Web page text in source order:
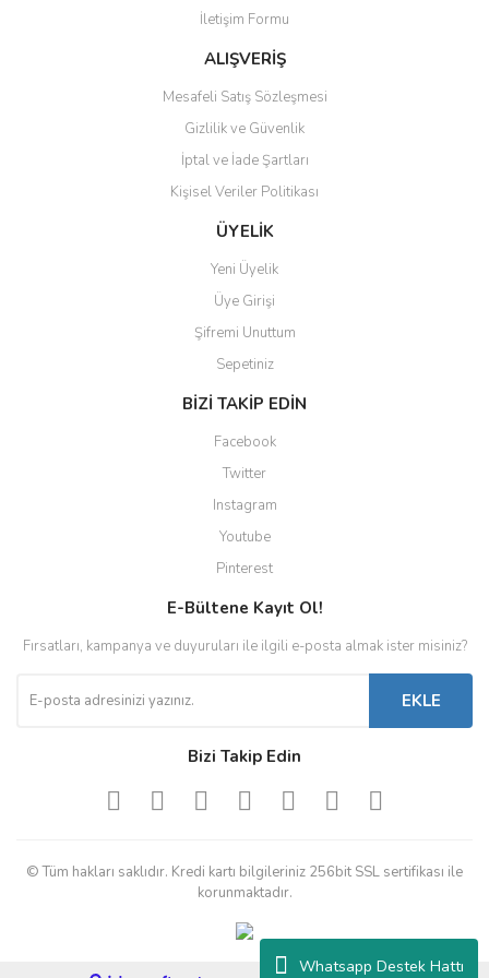
Whatsapp Destek Hattı
Ürün fiyatı diğer sitelerden daha pahalı.
Bu ürüne benzer farklı alternatifler olmalı.
Gönder
İletişim Formu
ALIŞVERİŞ
Mesafeli Satış Sözleşmesi
Gizlilik ve Güvenlik
İptal ve İade Şartları
Kişisel Veriler Politikası
ÜYELİK
Yeni Üyelik
Üye Girişi
Şifremi Unuttum
Sepetiniz
BİZİ TAKİP EDİN
Facebook
Twitter
Instagram
Youtube
Pinterest
E-Bültene Kayıt Ol!
Fırsatları, kampanya ve duyuruları ile ilgili e-posta almak ister misiniz?
EKLE
Bizi Takip Edin
© Tüm hakları saklıdır. Kredi kartı bilgileriniz 256bit SSL sertifikası ile
korunmaktadır.